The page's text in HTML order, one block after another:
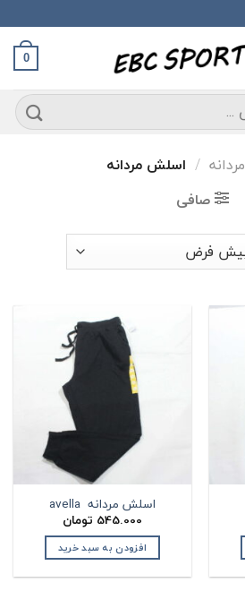
0
مردانه / اسلش مردانه
صافی
اسلش مردانه avella
545.000 تومان
افزودن به سبد خرید